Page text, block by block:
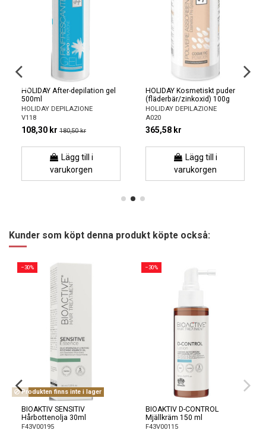
HOLIDAY After-depilation gel
500ml
HOLIDAY DEPILAZIONE
V118
108,30 kr 180,50 kr
Lägg till i
varukorgen
HOLIDAY Kosmetiskt puder
(fläderbär/zinkoxid) 100g
HOLIDAY DEPILAZIONE
A020
365,58 kr
Lägg till i
varukorgen
Kunder som köpt denna produkt köpte också:
−30%
Produkten finns inte i lager
BIOAKTIV SENSITIV
Hårbottenolja 30ml
F43V00195
−30%
BIOAKTIV D-CONTROL
Mjällkräm 150 ml
F43V00115